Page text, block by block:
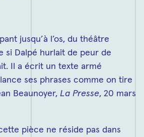
jusqu’à l’os, du théâtre
si Dalpé hurlait de peur de
Il a écrit un texte armé
ses phrases comme on tire
Beaunoyer, La Presse, 20 mars
pièce ne réside pas dans